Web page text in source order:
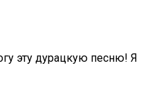
эту дурацкую песню! Я